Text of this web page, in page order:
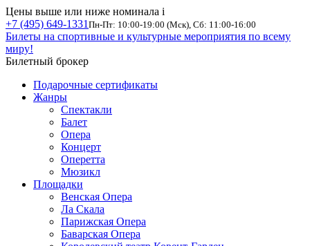
Цены выше или ниже номинала i
+7 (495) 649-1331 Пн-Пт: 10:00-19:00 (Мск), Сб: 11:00-16:00
Билеты на спортивные и культурные мероприятия по всему
миру!
Билетный брокер
Подарочные сертификаты
Жанры
Спектакли
Балет
Опера
Концерт
Оперетта
Мюзикл
Площадки
Венская Опера
Ла Скала
Парижская Опера
Баварская Опера